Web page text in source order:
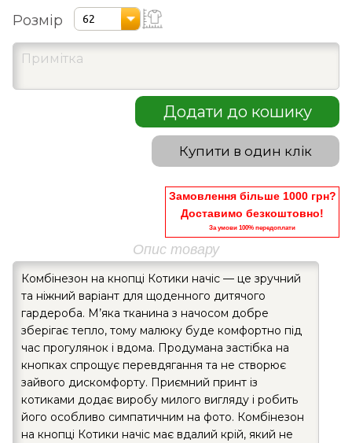
Розмір 62
Додати до кошику
Купити в один клік
Замовлення більше 1000 грн?
Доставимо безкоштовно!
За умови 100% передоплати
Опис товару
Комбінезон на кнопці Котики начіс — це зручний
та ніжний варіант для щоденного дитячого
гардероба. М’яка тканина з начосом добре
зберігає тепло, тому малюку буде комфортно під
час прогулянок і вдома. Продумана застібка на
кнопках спрощує перевдягання та не створює
зайвого дискомфорту. Приємний принт із
котиками додає виробу милого вигляду і робить
його особливо симпатичним на фото. Комбінезон
на кнопці Котики начіс має вдалий крій, який не